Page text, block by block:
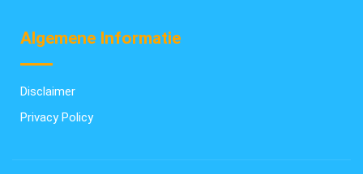
Algemene Informatie
Disclaimer
Privacy Policy